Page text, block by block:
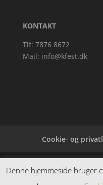
KONTAKT
Tlf: 7876 8672
Mail: info@kfest.dk
Cookie- og
Denne
spændende varer.
Denne hjemmeside bruger